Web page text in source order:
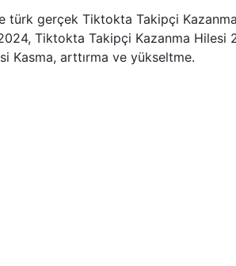
gerçek Tiktokta Takipçi
Tiktokta Takipçi Kazanma
Kasma, arttırma ve yükseltme.